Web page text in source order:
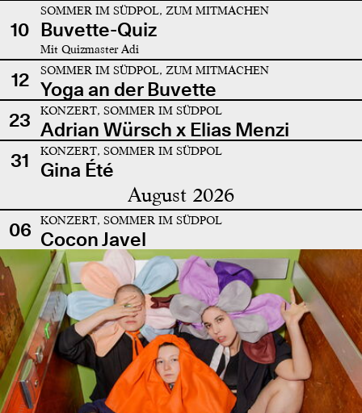
10
SOMMER IM SÜDPOL, ZUM MITMACHEN
Buvette-Quiz
Mit Quizmaster Adi
12 SOMMER IM SÜDPOL, ZUM MITMACHEN
Yoga an der Buvette
23
KONZERT, SOMMER IM SÜDPOL
Adrian Würsch x Elias Menzi
31
KONZERT, SOMMER IM SÜDPOL
Gina Été
August 2026
06 KONZERT, SOMMER IM SÜDPOL
Cocon Javel